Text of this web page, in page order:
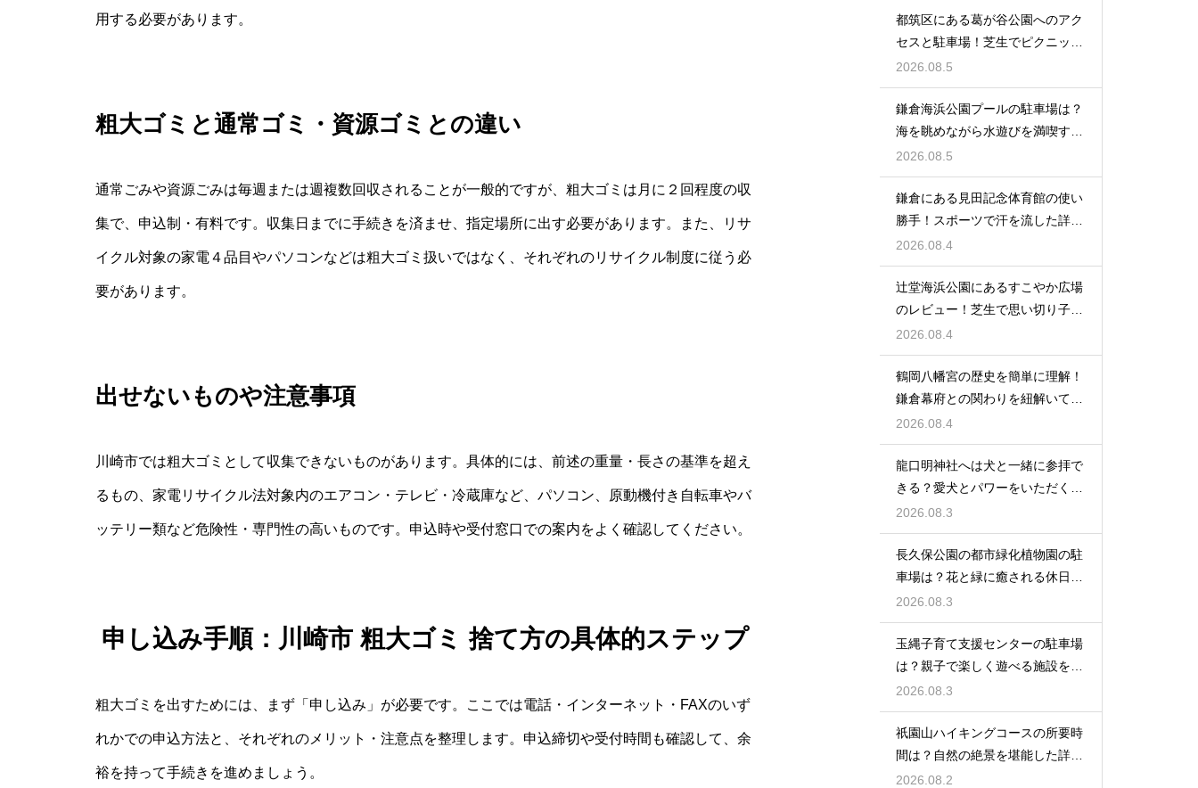
用する必要があります。
粗大ゴミと通常ゴミ・資源ゴミとの違い
通常ごみや資源ごみは毎週または週複数回収されることが一般的ですが、粗大ゴミは月に２回程度の収
集で、申込制・有料です。収集日までに手続きを済ませ、指定場所に出す必要があります。また、リサ
イクル対象の家電４品目やパソコンなどは粗大ゴミ扱いではなく、それぞれのリサイクル制度に従う必
要があります。
出せないものや注意事項
川崎市では粗大ゴミとして収集できないものがあります。具体的には、前述の重量・長さの基準を超え
るもの、家電リサイクル法対象内のエアコン・テレビ・冷蔵庫など、パソコン、原動機付き自転車やバ
ッテリー類など危険性・専門性の高いものです。申込時や受付窓口での案内をよく確認してください。
申し込み手順：川崎市 粗大ゴミ 捨て方の具体的ステップ
粗大ゴミを出すためには、まず「申し込み」が必要です。ここでは電話・インターネット・FAXのいず
れかでの申込方法と、それぞれのメリット・注意点を整理します。申込締切や受付時間も確認して、余
裕を持って手続きを進めましょう。
都筑区にある葛が谷公園へのアク
セスと駐車場！芝生でピクニック
を満喫する
2026.08.5
鎌倉海浜公園プールの駐車場は？
海を眺めながら水遊びを満喫する
レビュー
2026.08.5
鎌倉にある見田記念体育館の使い
勝手！スポーツで汗を流した詳細
レビュー
2026.08.4
辻堂海浜公園にあるすこやか広場
のレビュー！芝生で思い切り子供
と遊ぶ休日
2026.08.4
鶴岡八幡宮の歴史を簡単に理解！
鎌倉幕府との関わりを紐解いて観
光を楽しむ
2026.08.4
龍口明神社へは犬と一緒に参拝で
きる？愛犬とパワーをいただくた
めの注意点
2026.08.3
長久保公園の都市緑化植物園の駐
車場は？花と緑に癒される休日を
レビュー
2026.08.3
玉縄子育て支援センターの駐車場
は？親子で楽しく遊べる施設を徹
底レビュー
2026.08.3
祇園山ハイキングコースの所要時
間は？自然の絶景を堪能した詳細
レビュー
2026.08.2